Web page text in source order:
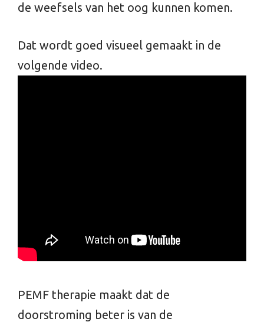
de weefsels van het oog kunnen komen.
Dat wordt goed visueel gemaakt in de
volgende video.
PEMF therapie maakt dat de
doorstroming beter is van de